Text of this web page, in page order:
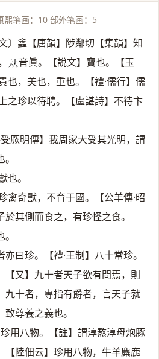
熙笔画：10 部外笔画：5
文〕錱【唐韻】陟鄰切【集韻】知
𠀤音眞。【說文】寶也。【玉
也，美也，重也。【禮·儒行】儒
之珍以待聘。【盧諶詩】不待卞
厥明傳】我周家大受其光明，謂
也。
禽奇獸，不育于國。【公羊傳·昭
其側而食之，有珍怪之食。
曰珍。【禮·王制】八十常珍。
【又】九十者天子欲有問焉，則
九十者，專指有爵者，言天子就
尊養之義也。
珍用八物。【註】謂淳熬淳母炮豚
【陸佃云】珍用八物，牛羊麋鹿